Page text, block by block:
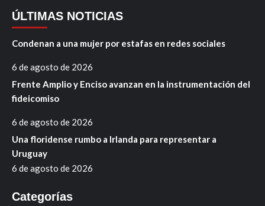
ÚLTIMAS NOTICIAS
Condenan a una mujer por estafas en redes sociales
6 de agosto de 2026
Frente Amplio y Enciso avanzan en la instrumentación del
fideicomiso
6 de agosto de 2026
Una floridense rumbo a Irlanda para representar a
Uruguay
6 de agosto de 2026
Categorías